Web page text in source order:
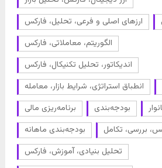
ارزهای اصلی و فرعی، تحلیل، فارکس
الگوریتم، معاملاتی، فارکس
اندیکاتور، تحلیل تکنیکال، فارکس
انطباق استراتژی، شرایط بازار، معامله
برنامه‌ریزی مالی
بودجه‌بندی
بودجه‌بندی ماهانه
بررسی، تکامل
تحلیل بنیادی، آموزش، فارکس